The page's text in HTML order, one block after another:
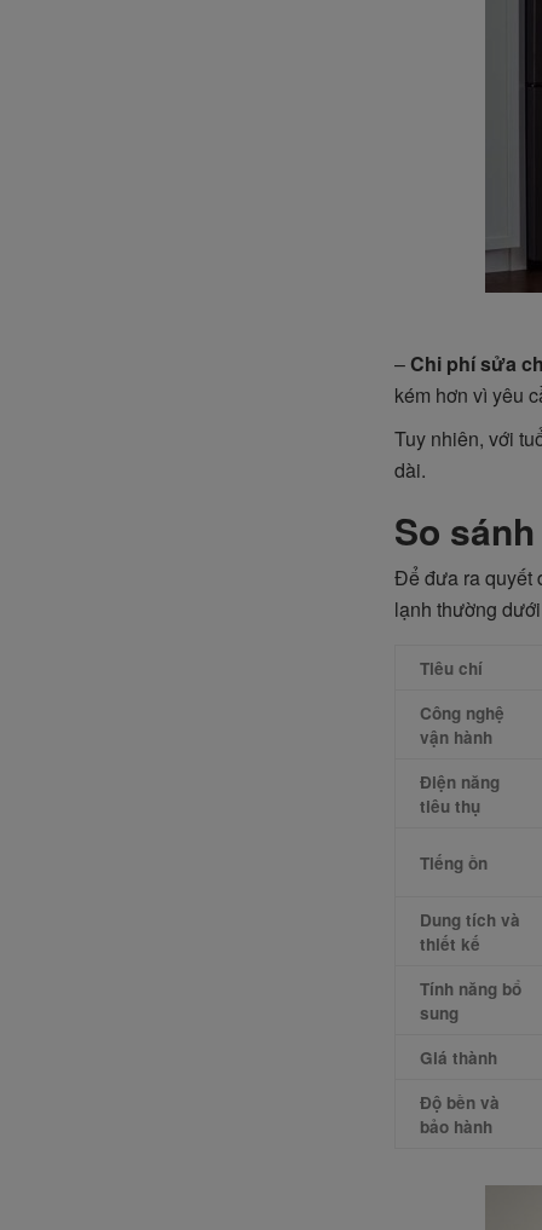
–Chi phí sửa
kém hơn vì yêu
Tuy nhiên, với
dài.
So
Để đưa ra quyết
lạnh thường
Tiêu chí
Công nghệ
vận hành
Điện năng
tiêu thụ
Tiếng ồn
Dung tích và
thiết kế
Tính năng bổ
sung
Giá thành
Độ bền và
bảo hành